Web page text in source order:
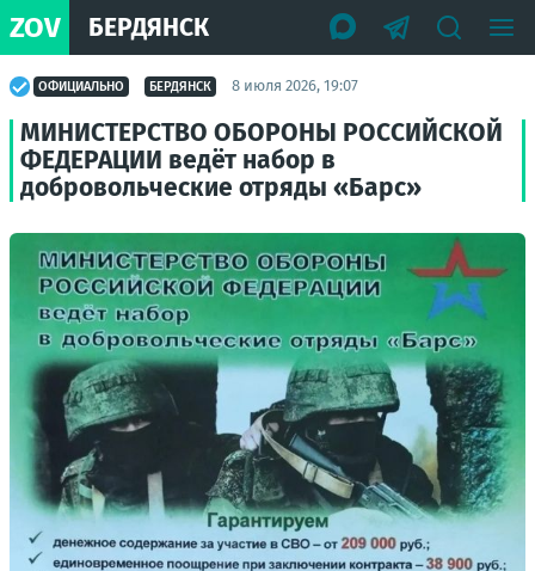
ZOV БЕРДЯНСК
ОФИЦИАЛЬНО БЕРДЯНСК 8 июля 2026, 19:07
МИНИСТЕРСТВО ОБОРОНЫ РОССИЙСКОЙ
ФЕДЕРАЦИИ ведёт набор в
добровольческие отряды «Барс»